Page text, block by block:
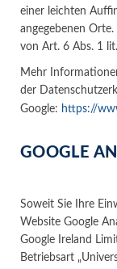
einer leichten
angegebenen
von Art. 6 Abs. 1
Mehr
der
Google: https://
GOOGLE
Soweit Sie Ihre
Website Google
Google Ireland
Betriebsart